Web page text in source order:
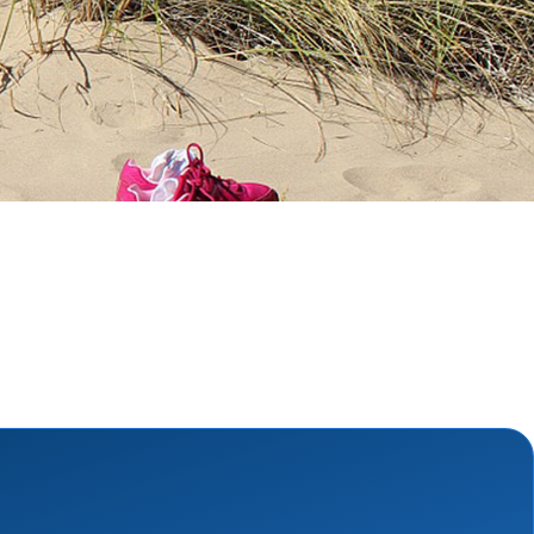
Perspektivberatung
Schutz und Rettung
Bergwacht
Betreuungsdienst
Blutspende
Kreisauskunftsbüro
Kriseninterventionsdienst
Rettungsdienst